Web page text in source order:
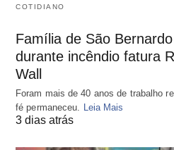
COTIDIANO
Família de São
durante incêndio fatura
Wall
Foram mais de 40 anos de trabalho
fé permaneceu. Leia Mais
3 dias atrás